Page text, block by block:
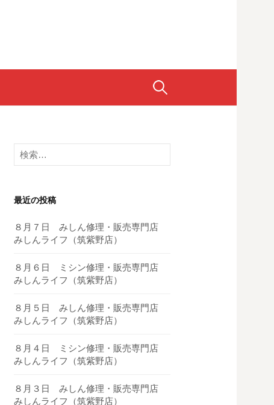
検
検
索:
最近の投稿
８月７日 みしん修理・販売専門店
みしんライフ（筑紫野店）
８月６日 ミシン修理・販売専門店
みしんライフ（筑紫野店）
８月５日 みしん修理・販売専門店
みしんライフ（筑紫野店）
８月４日 ミシン修理・販売専門店
みしんライフ（筑紫野店）
８月３日 みしん修理・販売専門店
みしんライフ（筑紫野店）